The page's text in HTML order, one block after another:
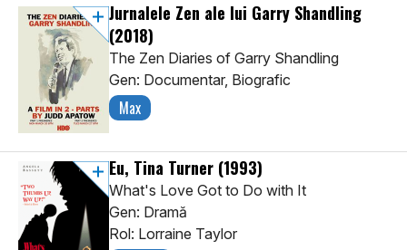
Jurnalele Zen ale lui Garry Shandling
(2018)
The Zen Diaries of Garry Shandling
Gen: Documentar, Biografic
Max
Eu, Tina Turner (1993)
What's Love Got to Do with It
Gen: Dramă
Rol: Lorraine Taylor